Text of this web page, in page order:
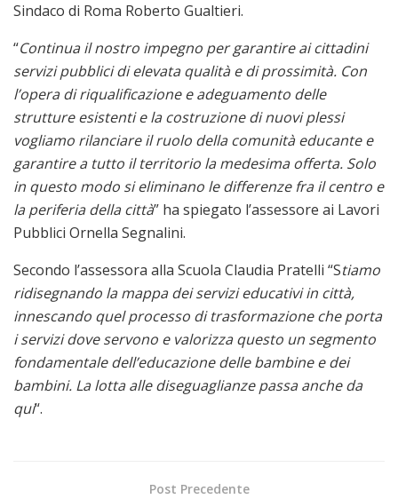
Sindaco di Roma Roberto Gualtieri.
“Continua il nostro impegno per garantire ai cittadini
servizi pubblici di elevata qualità e di prossimità. Con
l’opera di riqualificazione e adeguamento delle
strutture esistenti e la costruzione di nuovi plessi
vogliamo rilanciare il ruolo della comunità educante e
garantire a tutto il territorio la medesima offerta. Solo
in questo modo si eliminano le differenze fra il centro e
la periferia della città” ha spiegato l’assessore ai Lavori
Pubblici Ornella Segnalini.
Secondo l’assessora alla Scuola Claudia Pratelli “Stiamo
ridisegnando la mappa dei servizi educativi in città,
innescando quel processo di trasformazione che porta
i servizi dove servono e valorizza questo un segmento
fondamentale dell’educazione delle bambine e dei
bambini. La lotta alle diseguaglianze passa anche da
qui“.
Post Precedente